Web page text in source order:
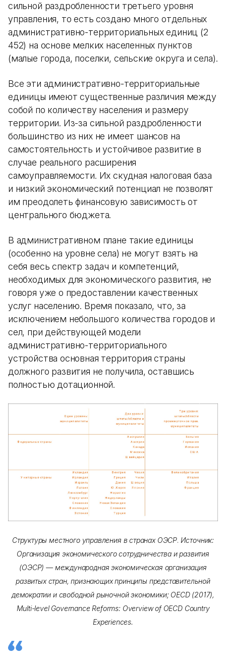
сильной раздробленности третьего уровня
управления, то есть создано много отдельных
административно-территориальных единиц (2
452) на основе мелких населенных пунктов
(малые города, поселки, сельские округа и села).
Все эти административно-территориальные
единицы имеют существенные различия между
собой по количеству населения и размеру
территории. Из-за сильной раздробленности
большинство из них не имеет шансов на
самостоятельность и устойчивое развитие в
случае реального расширения
самоуправляемости. Их скудная налоговая база
и низкий экономический потенциал не позволят
им преодолеть финансовую зависимость от
центрального бюджета.
В административном плане такие единицы
(особенно на уровне села) не могут взять на
себя весь спектр задач и компетенций,
необходимых для экономического развития, не
говоря уже о предоставлении качественных
услуг населению. Время показало, что, за
исключением небольшого количества городов и
сел, при действующей модели
административно-территориального
устройства основная территория страны
должного развития не получила, оставшись
полностью дотационной.
Структуры местного управления в странах ОЭСР. Источник:
Организация экономического сотрудничества и развития
(ОЭСР) — международная экономическая организация
развитых стран, признающих принципы представительной
демократии и свободной рыночной экономики; OECD (2017),
Multi-level Governance Reforms: Overview of OECD Country
Experiences.